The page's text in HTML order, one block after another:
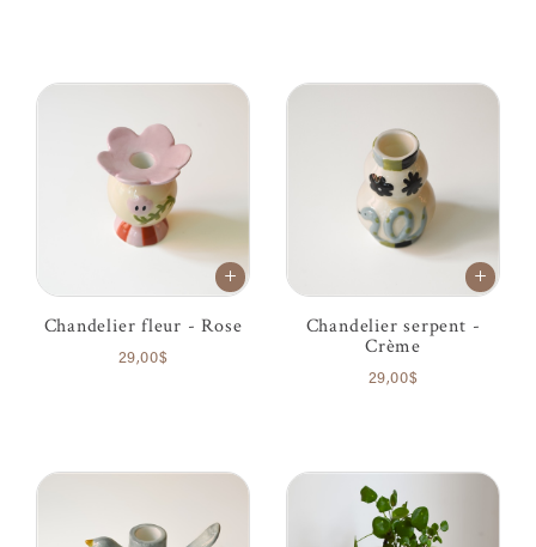
Chandelier fleur - Rose
29,00$
Chandelier serpent -
Crème
29,00$